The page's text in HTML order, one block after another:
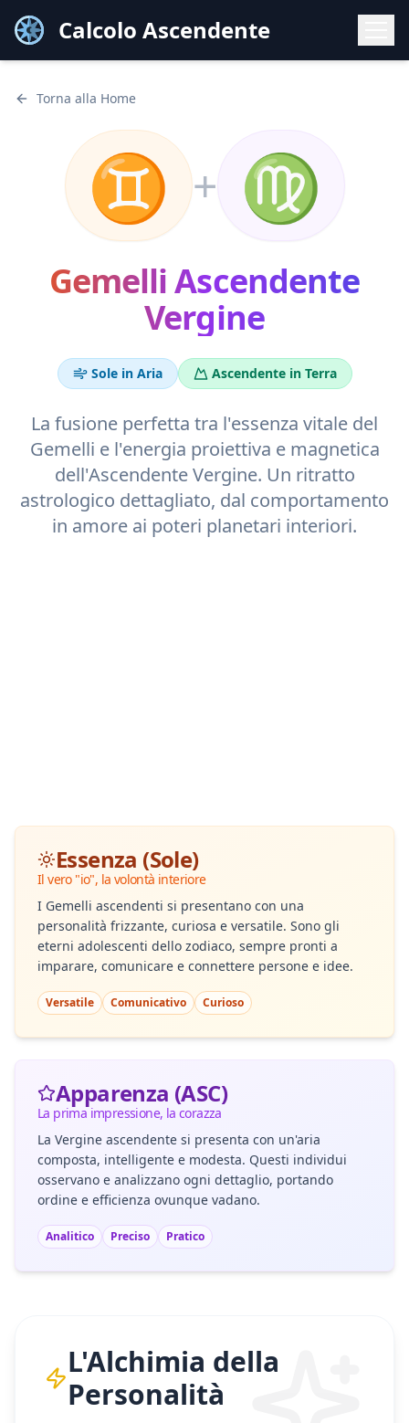
Calcolo Ascendente
Torna alla Home
♊ + ♍
GemelliAscendente
Vergine
Sole in Aria Ascendente in Terra
La fusione perfetta tra l'essenza vitale del
Gemelli e l'energia proiettiva e magnetica
dell'AscendenteVergine. Un ritratto
astrologico dettagliato, dal comportamento
in amore ai poteri planetari interiori.
Essenza (Sole)
Il vero "io", la volontà interiore
I Gemelli ascendenti si presentano con una
personalità frizzante, curiosa e versatile. Sono gli
eterni adolescenti dello zodiaco, sempre pronti a
imparare, comunicare e connettere persone e idee.
Versatile Comunicativo Curioso
Apparenza (ASC)
La prima impressione, la corazza
La Vergine ascendente si presenta con un'aria
composta, intelligente e modesta. Questi individui
osservano e analizzano ogni dettaglio, portando
ordine e efficienza ovunque vadano.
Analitico Preciso Pratico
L'Alchimia della
Personalità